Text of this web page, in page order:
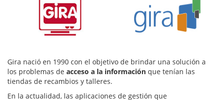
Gira nació en 1990 con el objetivo de brindar una solución a
los problemas de acceso a la información que tenían las
tiendas de recambios y talleres.
En la actualidad, las aplicaciones de gestión que